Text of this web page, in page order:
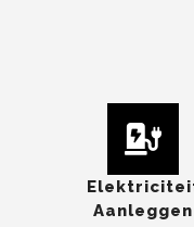
Aanleggen